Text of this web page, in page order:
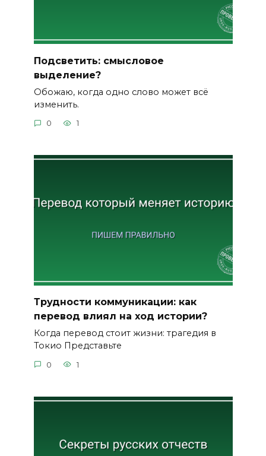
Подсветить: смысловое
выделение?
Обожаю, когда одно слово может всё
изменить.
0 1
Трудности коммуникации: как
перевод влиял на ход истории?
Когда перевод стоит жизни: трагедия в
Токио Представьте
0 1